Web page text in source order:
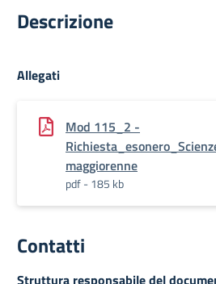
Descrizione
Allegati
Mod 115_2 -
maggiorenne
pdf - 185 kb
Contatti
Struttura responsabile del